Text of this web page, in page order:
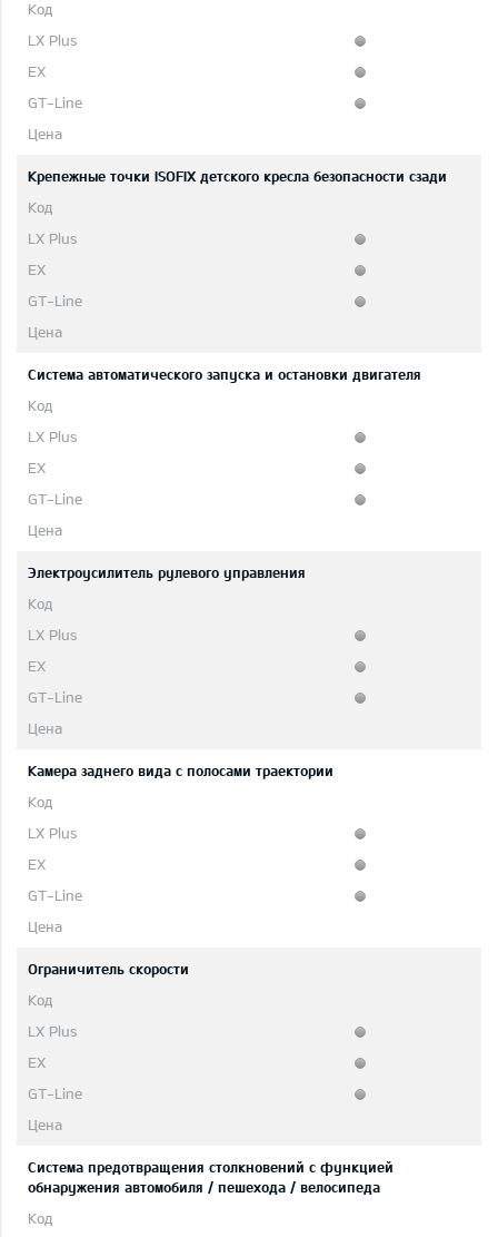
Крепежные точки ISOFIX детского кресла безопасности сзади
Система автоматического запуска и остановки двигателя
Электроусилитель рулевого управления
Камера заднего вида с полосами траектории
Ограничитель скорости
Система предотвращения столкновений с функцией
обнаружения автомобиля / пешехода / велосипеда